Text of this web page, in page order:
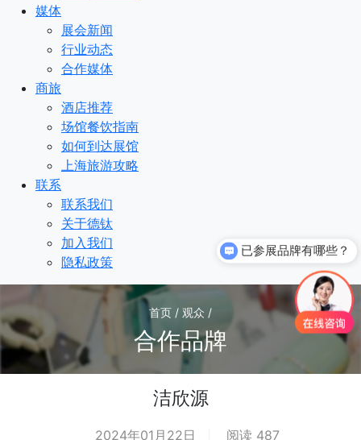
媒体
展会新闻
行业动态
合作媒体
商旅
酒店推荐
场馆餐饮指南
如何到达展馆
上海旅游攻略
联系
联系我们
关于德钛
加入我们
隐私政策
首页 / 观众 /
合作品牌
洁欣源
2024年01月22日 阅读 487
已参展品牌有哪些？